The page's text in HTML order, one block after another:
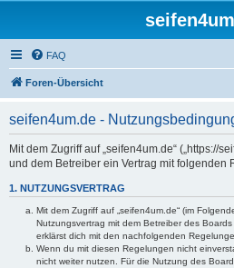
FAQ
Foren-Übersicht
seifen4um.de -
Mit dem Zugriff auf „seifen4um.de“ („https://
und dem Betreiber ein Vertrag mit folgenden
1. NUTZUNGSVERTRAG
Mit dem Zugriff auf „seifen4um.de“ (im
Nutzungsvertrag mit dem Betreiber des
erklärst dich mit den nachfolgenden
Wenn du mit diesen Regelungen nicht
nicht weiter nutzen. Für die Nutzung des